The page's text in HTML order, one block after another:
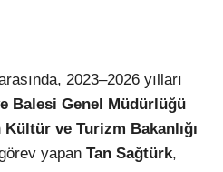
2023–2026 yılları
Balesi Genel Müdürlüğü
Kültür ve Turizm Bakanlığı
yapan Tan Sağtürk,